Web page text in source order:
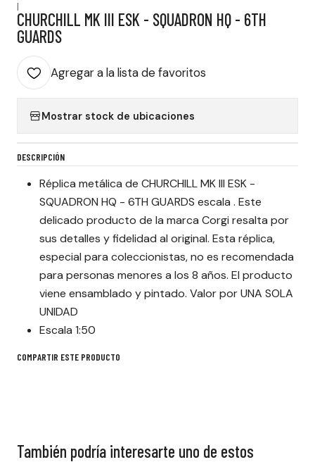
|
CHURCHILL MK III ESK - SQUADRON HQ - 6TH
GUARDS
Agregar a la lista de favoritos
Mostrar stock de ubicaciones
DESCRIPCIÓN
Réplica metálica de CHURCHILL MK III ESK -
SQUADRON HQ - 6TH GUARDS escala . Este
delicado producto de la marca Corgi resalta por
sus detalles y fidelidad al original. Esta réplica,
especial para coleccionistas, no es recomendada
para personas menores a los 8 años. El producto
viene ensamblado y pintado. Valor por UNA SOLA
UNIDAD
Escala 1:50
COMPARTIR ESTE PRODUCTO
También podría interesarte uno de estos